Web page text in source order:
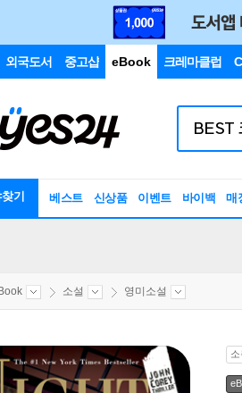
외국도서 중고샵 eBook 크레마클럽
기 베스트 신상품 이벤트 바이백 매
소설 영미소설